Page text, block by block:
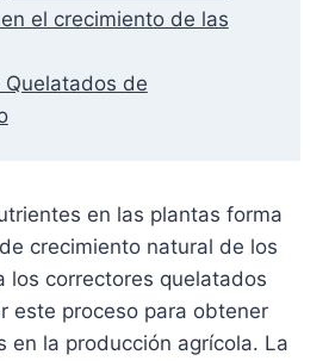
el crecimiento de las
Quelatados de
en las plantas forma
crecimiento natural de los
los correctores quelatados
este proceso para obtener
en la producción agrícola. La